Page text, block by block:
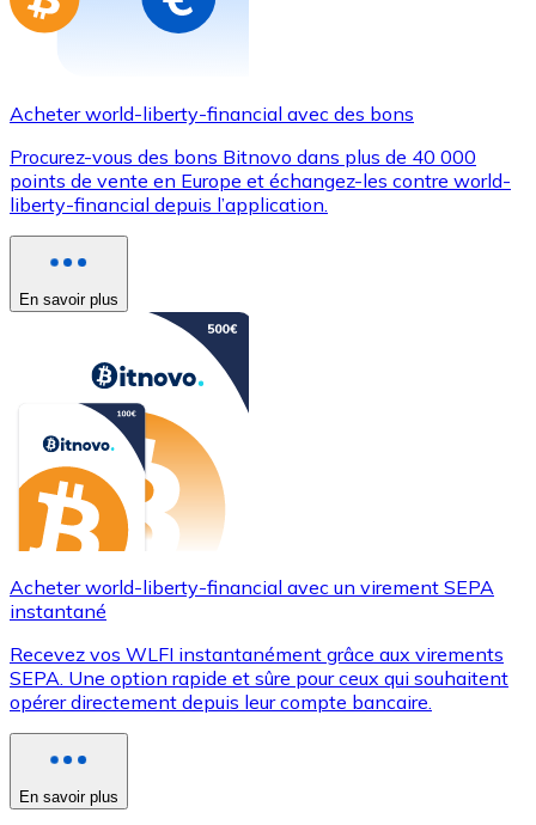
Acheter world-liberty-financial avec des bons
Procurez-vous des bons Bitnovo dans plus de 40 000
points de vente en Europe et échangez-les contre world-
liberty-financial depuis l’application.
En savoir plus
Acheter world-liberty-financial avec un virement SEPA
instantané
Recevez vos WLFI instantanément grâce aux virements
SEPA. Une option rapide et sûre pour ceux qui souhaitent
opérer directement depuis leur compte bancaire.
En savoir plus